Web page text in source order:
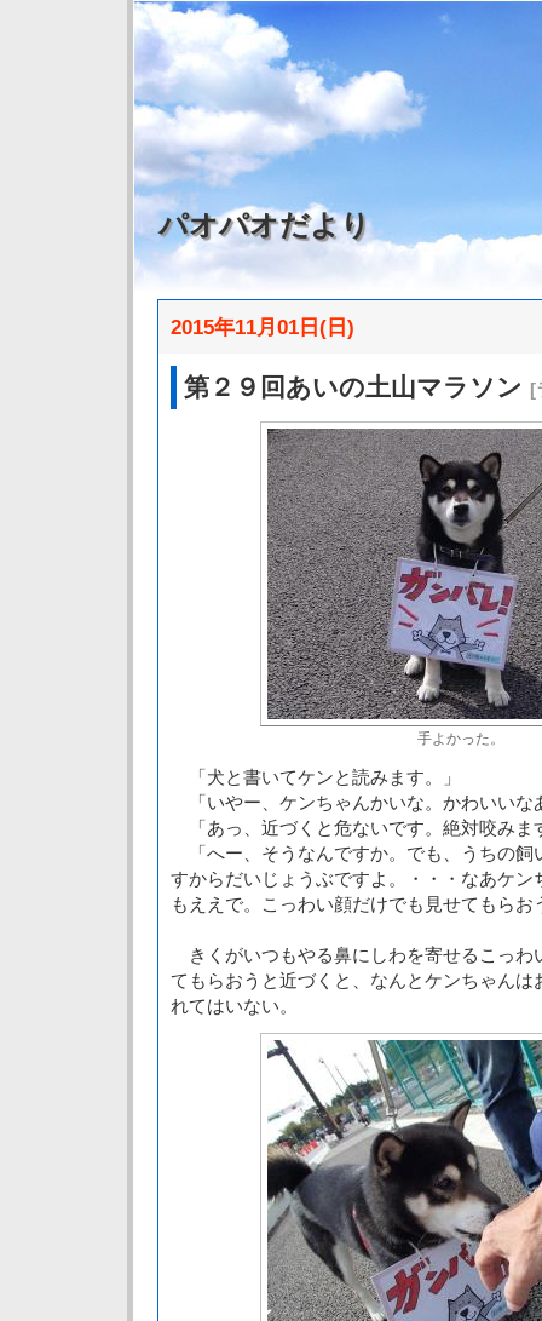
パオパオだより
2015年11月01日(日)
第２９回あいの土山マラソン [
手よかった。
「犬と書いてケンと読みます。」
「いやー、ケンちゃんかいな。かわいいな
「あっ、近づくと危ないです。絶対咬みま
「へー、そうなんですか。でも、うちの飼
すからだいじょうぶですよ。・・・なあケン
もええで。こっわい顔だけでも見せてもらお
きくがいつもやる鼻にしわを寄せるこっわ
てもらおうと近づくと、なんとケンちゃんは
れてはいない。